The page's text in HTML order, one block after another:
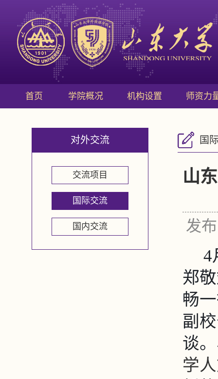
首页 学院概况 机构设置 师资力
对外交流
交流项目
国际交流
国内交流
国
山
发
4
郑
畅
副
谈。
学